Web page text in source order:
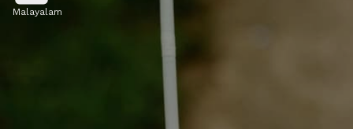
യൂറിക് ആസിഡ് നിയന്ത്രിക്കാൻ ഏറ്റവും
മികച്ചതാണ് നാരങ്ങ വെള്ളം. നാരങ്ങയിലെ
സിട്രിക് ആസിഡും വിറ്റാമിൻ സിയും
പുറന്തള്ളാനും സഹായിക്കുന്നു.
Malayalam